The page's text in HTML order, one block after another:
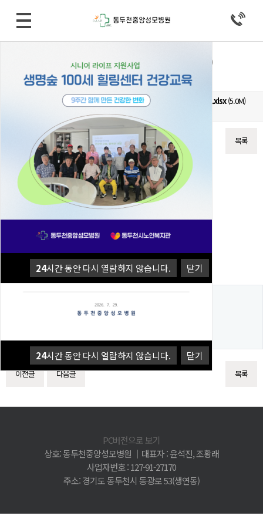
24시간 동안 다시 열람하지 않습니다. 닫기
24시간 동안 다시 열람하지 않습니다. 닫기
병원소식 > 공지사항
비급여 진료비용 등의 게시 변경 (2024/02/22)
작성자 중앙성모병원 24-02-22 12:39조회 3,250회댓글 0건
20240222 _ MRI _ 홈페이지 원내비치비급여 진료비용 등의 게시 변경.xlsx(5.0M)
DATE : 2024-02-22 12:39:13
다음글 목록
첨부자료 참조
이전글 다음글 목록
PC버전으로 보기
상호: 동두천중앙성모병원 │대표자 : 윤석진, 조황래
사업자번호 : 127-91-27170
주소: 경기도 동두천시 동광로 53(생연동)